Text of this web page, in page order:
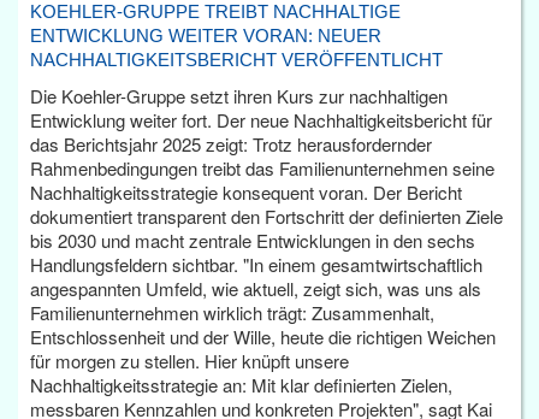
KOEHLER-GRUPPE TREIBT NACHHALTIGE
ENTWICKLUNG WEITER VORAN: NEUER
NACHHALTIGKEITSBERICHT VERÖFFENTLICHT
Die Koehler-Gruppe setzt ihren Kurs zur nachhaltigen
Entwicklung weiter fort. Der neue Nachhaltigkeitsbericht für
das Berichtsjahr 2025 zeigt: Trotz herausfordernder
Rahmenbedingungen treibt das Familienunternehmen seine
Nachhaltigkeitsstrategie konsequent voran. Der Bericht
dokumentiert transparent den Fortschritt der definierten Ziele
bis 2030 und macht zentrale Entwicklungen in den sechs
Handlungsfeldern sichtbar. "In einem gesamtwirtschaftlich
angespannten Umfeld, wie aktuell, zeigt sich, was uns als
Familienunternehmen wirklich trägt: Zusammenhalt,
Entschlossenheit und der Wille, heute die richtigen Weichen
für morgen zu stellen. Hier knüpft unsere
Nachhaltigkeitsstrategie an: Mit klar definierten Zielen,
messbaren Kennzahlen und konkreten Projekten", sagt Kai